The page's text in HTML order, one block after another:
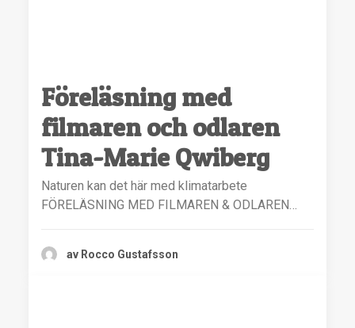
Föreläsning med
filmaren och odlaren
Tina-Marie Qwiberg
Naturen kan det här med klimatarbete
FÖRELÄSNING MED FILMAREN & ODLAREN…
av Rocco Gustafsson